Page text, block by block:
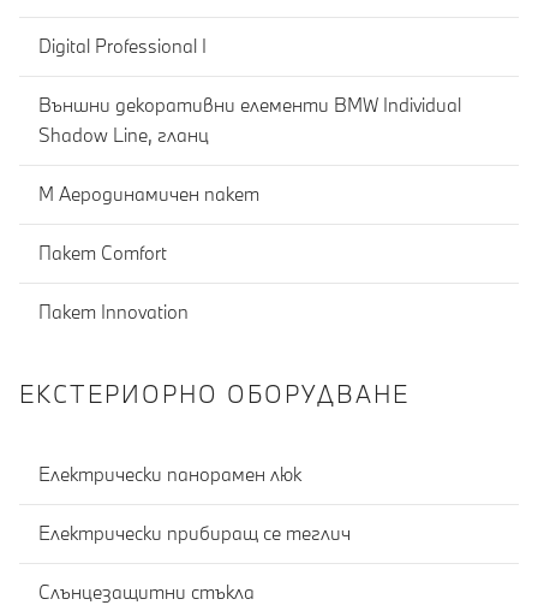
Digital Professional I
Външни декоративни елементи BMW Individual
Shadow Line, гланц
М Аеродинамичен пакет
Пакет Comfort
Пакет Innovation
ЕКСТЕРИОРНО ОБОРУДВАНЕ
Електрически панорамен люк
Електрически прибиращ се теглич
Слънцезащитни стъкла